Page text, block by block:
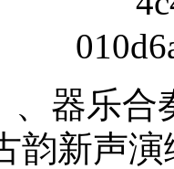
、器乐
韵新声